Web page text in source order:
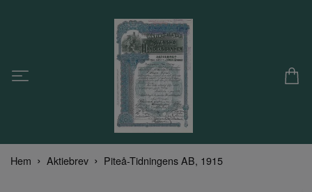
Hem Aktiebrev Piteå-Tidningens AB, 1915